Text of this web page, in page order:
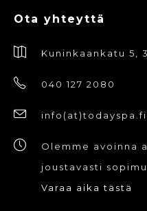
Ota yhteyttä
Kuninkaankatu 5,
040 127 2080
info(at)todayspa.fi
Olemme avoinna
joustavasti
Varaa aika tästä